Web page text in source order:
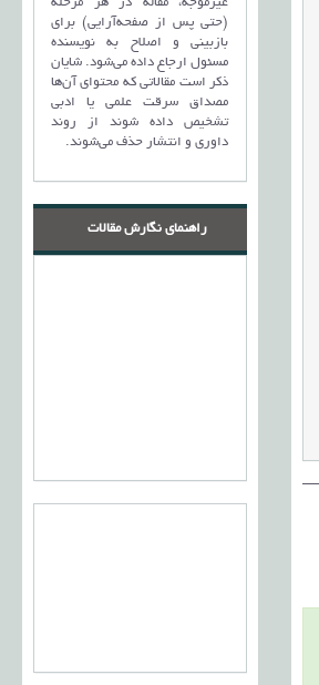
دریافت مقاله
(حتی پس از صفحه‌آرایی) برای
بازبینی و اصلاح به نویسنده
مسئول ارجاع داده می‌شود. شایان
ذکر است مقالاتی که محتوای آن‌ها
مصداق سرقت علمی یا ادبی
تشخیص داده شوند از روند
داوری و انتشار حذف می‌شوند.
راهنمای نگارش مقالات